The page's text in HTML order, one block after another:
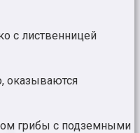
с лиственницей
оказываются
грибы с подземными